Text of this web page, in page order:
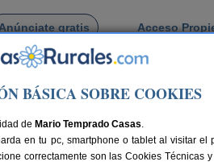
gratis Acceso
Rural Reyes Godos
BÁSICA SOBRE COOKIES
de Mario Temprado Casas.
en tu pc, smartphone o tablet al visitar el
correctamente son las Cookies Técnicas